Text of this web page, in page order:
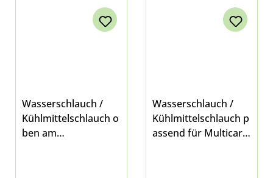
Wasserschlauch /
Kühlmittelschlauch o
ben am
Wasserschlauch /
Kühlmittelschlauch p
assend für Multicar